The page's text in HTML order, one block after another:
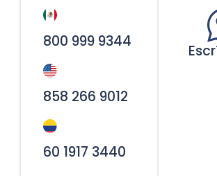
800 999 9344
858 266 9012
60 1917 3440